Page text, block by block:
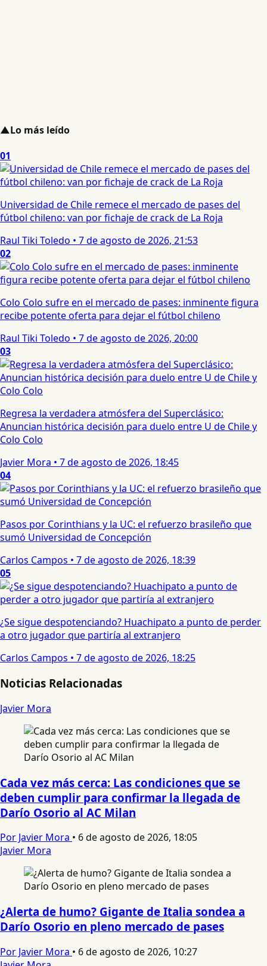
▲Lo más leído
01
Universidad de Chile remece el mercado de pases del
fútbol chileno: van por fichaje de crack de La Roja
Raul Tiki Toledo • 7 de agosto de 2026, 21:53
02
Colo Colo sufre en el mercado de pases: inminente figura
recibe potente oferta para dejar el fútbol chileno
Raul Tiki Toledo • 7 de agosto de 2026, 20:00
03
Regresa la verdadera atmósfera del Superclásico:
Anuncian histórica decisión para duelo entre U de Chile y
Colo Colo
Javier Mora • 7 de agosto de 2026, 18:45
04
Pasos por Corinthians y la UC: el refuerzo brasileño que
sumó Universidad de Concepción
Carlos Campos • 7 de agosto de 2026, 18:39
05
¿Se sigue despotenciando? Huachipato a punto de perder
a otro jugador que partiría al extranjero
Carlos Campos • 7 de agosto de 2026, 18:25
Noticias Relacionadas
Javier Mora
Cada vez más cerca: Las condiciones que se
deben cumplir para confirmar la llegada de
Darío Osorio al AC Milan
Por Javier Mora • 6 de agosto de 2026, 18:05
Javier Mora
¿Alerta de humo? Gigante de Italia sondea a
Darío Osorio en pleno mercado de pases
Por Javier Mora • 6 de agosto de 2026, 10:27